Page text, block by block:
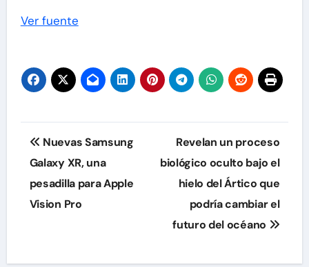
Ver fuente
Navegación
de
entradas
Nuevas Samsung
Galaxy XR, una
pesadilla para Apple
Vision Pro
Revelan un proceso
biológico oculto bajo el
hielo del Ártico que
podría cambiar el
futuro del océano